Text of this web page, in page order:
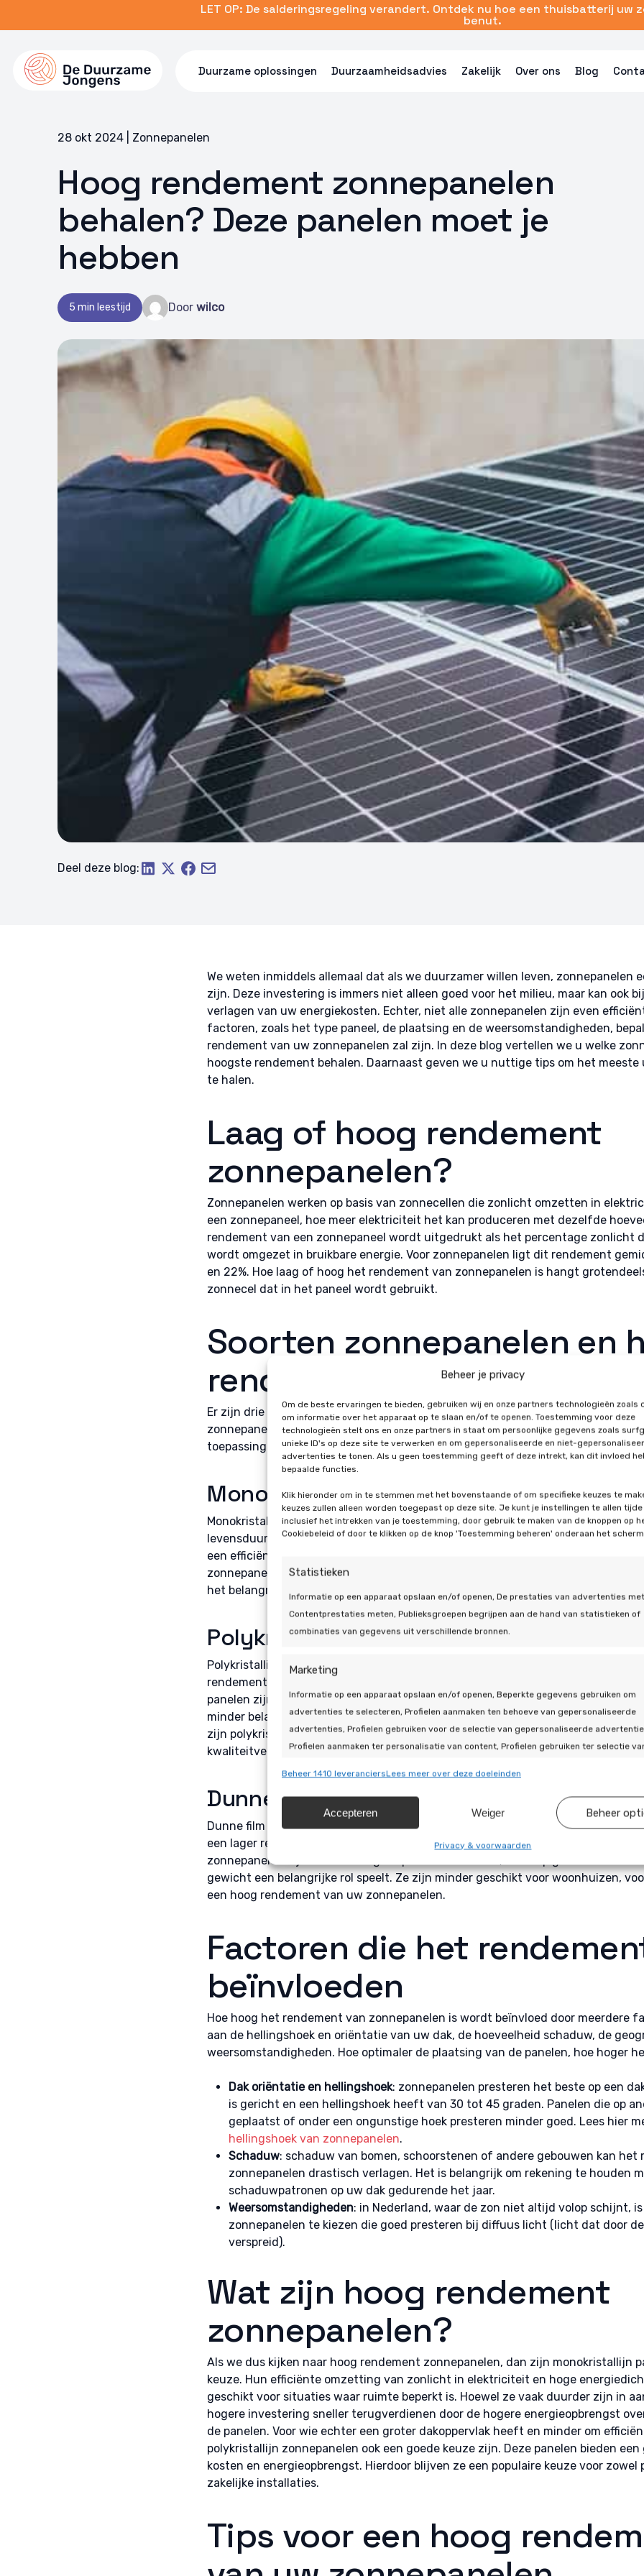
Beheer je privacy
Om de beste ervaringen te bieden, gebruiken wij en onze partners technologieën zoals
om informatie over het apparaat op te slaan en/of te openen. Toestemming voor deze
technologieën stelt ons en onze partners in staat om persoonlijke gegevens zoals
unieke ID's op deze site te verwerken en om gepersonaliseerde en niet-
advertenties te tonen. Als u geen toestemming geeft of deze intrekt, kan dit invloed
bepaalde functies.
Klik hieronder om in te stemmen met het bovenstaande of om specifieke keuzes te
keuzes zullen alleen worden toegepast op deze site. Je kunt je instellingen te allen tijde
inclusief het intrekken van je toestemming, door gebruik te maken van de knoppen op
Cookiebeleid of door te klikken op de knop 'Toestemming beheren' onderaan het
Statistieken
Informatie op een apparaat opslaan en/of openen, De prestaties van advertenties
Contentprestaties meten, Publieksgroepen begrijpen aan de hand van statistieken of
combinaties van gegevens uit verschillende bronnen.
Marketing
Informatie op een apparaat opslaan en/of openen, Beperkte gegevens gebruiken om
advertenties te selecteren, Profielen aanmaken ten behoeve van gepersonaliseerde
advertenties, Profielen gebruiken voor de selectie van gepersonaliseerde
Profielen aanmaken ter personalisatie van content, Profielen gebruiken ter selectie
gebruiken om content te selecteren.
Toepassingen
Gegevens uit andere gegevensbronnen met elkaar matchen en combineren,
automatisch verzonden informatie.
fouten opsporen, Advertenties en content leveren en tonen,
Privacykeuzes opslaan en delen.
Beheer 1410 leveranciersLees meer over deze doeleinden
Accepteren Weiger Beheer
Privacy & voorwaarden
content
LET OP: De salderingsregeling verandert. Ontdek nu hoe een thuisbatterij uw
benut.
Duurzame oplossingen Duurzaamheidsadvies Zakelijk Over ons Blog
28 okt 2024 | Zonnepanelen
Hoog rendement zonnepanelen
behalen? Deze panelen moet je
hebben
5 min leestijd Doorwilco
Deel deze blog:
We weten inmiddels allemaal dat als we duurzamer willen leven, zonnepanelen
zijn. Deze investering is immers niet alleen goed voor het milieu, maar kan ook
verlagen van uw energiekosten. Echter, niet alle zonnepanelen zijn even
factoren, zoals het type paneel, de plaatsing en de weersomstandigheden,
rendement van uw zonnepanelen zal zijn. In deze blog vertellen we u welke
hoogste rendement behalen. Daarnaast geven we u nuttige tips om het meeste
te halen.
Laag of hoog rendement
zonnepanelen?
Zonnepanelen werken op basis van zonnecellen die zonlicht omzetten in
een zonnepaneel, hoe meer elektriciteit het kan produceren met dezelfde
rendement van een zonnepaneel wordt uitgedrukt als het percentage zonlicht
wordt omgezet in bruikbare energie. Voor zonnepanelen ligt dit rendement
en 22%. Hoe laag of hoog het rendement van zonnepanelen is hangt
zonnecel dat in het paneel wordt gebruikt.
Soorten zonnepanelen en
rendement
Er zijn drie hoofdtypen zonnepanelen op de markt: monokristallijn,
zonnepanelen. Elk type heeft zijn eigen voor- en nadelen wat betreft
toepassing. We vertellen u graag meer over elk type zonnepaneel.
Monokristallijn zonnepanelen
Monokristallijn zonnepanelen staan bekend als hoog rendement zonnepanelen
levensduur. Deze panelen zijn gemaakt van één enkele kristallijne
een efficiëntere omzetting van zonlicht naar elektriciteit. Het rendement van
zonnepanelen ligt meestal tussen de 18% en 22%. Hierdoor zijn ze ideaal voor
het belangrijk is om zoveel mogelijk energie uit een beperkte oppervlakte te halen.
Polykristallijn zonnepanelen
Polykristallijn zonnepanelen zijn gemaakt van meerdere siliciumkristallen, wat
rendement dan monokristallijn panelen. Het rendement ligt doorgaans tussen de
panelen zijn vaak goedkoper. Dit maakt ze aantrekkelijk voor grotere
minder belangrijk is dan de totale opgewekte hoeveelheid energie. Ondanks
zijn polykristallijn panelen nog steeds een populaire keuze, vooral vanwege hun
kwaliteitverhouding.
Dunne film zonnepanelen
Dunne film zonnepanelen zijn flexibeler en lichter dan hun kristallijne
een lager rendement. Deze panelen halen een rendement van ongeveer 10% tot
zonnepanelen zijn vooral nuttig in specifieke situaties, zoals op grote
gewicht een belangrijke rol speelt. Ze zijn minder geschikt voor woonhuizen,
een hoog rendement van uw zonnepanelen.
Factoren die het
beïnvloeden
Hoe hoog het rendement van zonnepanelen is wordt beïnvloed door meerdere
aan de hellingshoek en oriëntatie van uw dak, de hoeveelheid schaduw, de
weersomstandigheden. Hoe optimaler de plaatsing van de panelen, hoe hoger
Dak oriëntatie en hellingshoek: zonnepanelen presteren het beste op een
is gericht en een hellingshoek heeft van 30 tot 45 graden. Panelen die op
geplaatst of onder een ongunstige hoek presteren minder goed. Lees hier
hellingshoek van zonnepanelen.
Schaduw: schaduw van bomen, schoorstenen of andere gebouwen kan het
zonnepanelen drastisch verlagen. Het is belangrijk om rekening te houden
schaduwpatronen op uw dak gedurende het jaar.
Weersomstandigheden: in Nederland, waar de zon niet altijd volop schijnt,
zonnepanelen te kiezen die goed presteren bij diffuus licht (licht dat door
verspreid).
Wat zijn hoog rendement
zonnepanelen?
Als we dus kijken naar hoog rendement zonnepanelen, dan zijn monokristallijn
keuze. Hun efficiënte omzetting van zonlicht in elektriciteit en hoge
geschikt voor situaties waar ruimte beperkt is. Hoewel ze vaak duurder zijn in
hogere investering sneller terugverdienen door de hogere energieopbrengst
de panelen. Voor wie echter een groter dakoppervlak heeft en minder om
polykristallijn zonnepanelen ook een goede keuze zijn. Deze panelen bieden
kosten en energieopbrengst. Hierdoor blijven ze een populaire keuze voor zowel
zakelijke installaties.
Tips voor een hoog